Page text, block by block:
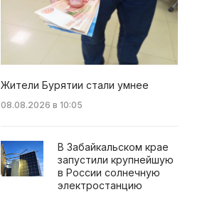
Жители Бурятии стали умнее
08.08.2026 в 10:05
В Забайкальском крае
запустили крупнейшую
в России солнечную
электростанцию